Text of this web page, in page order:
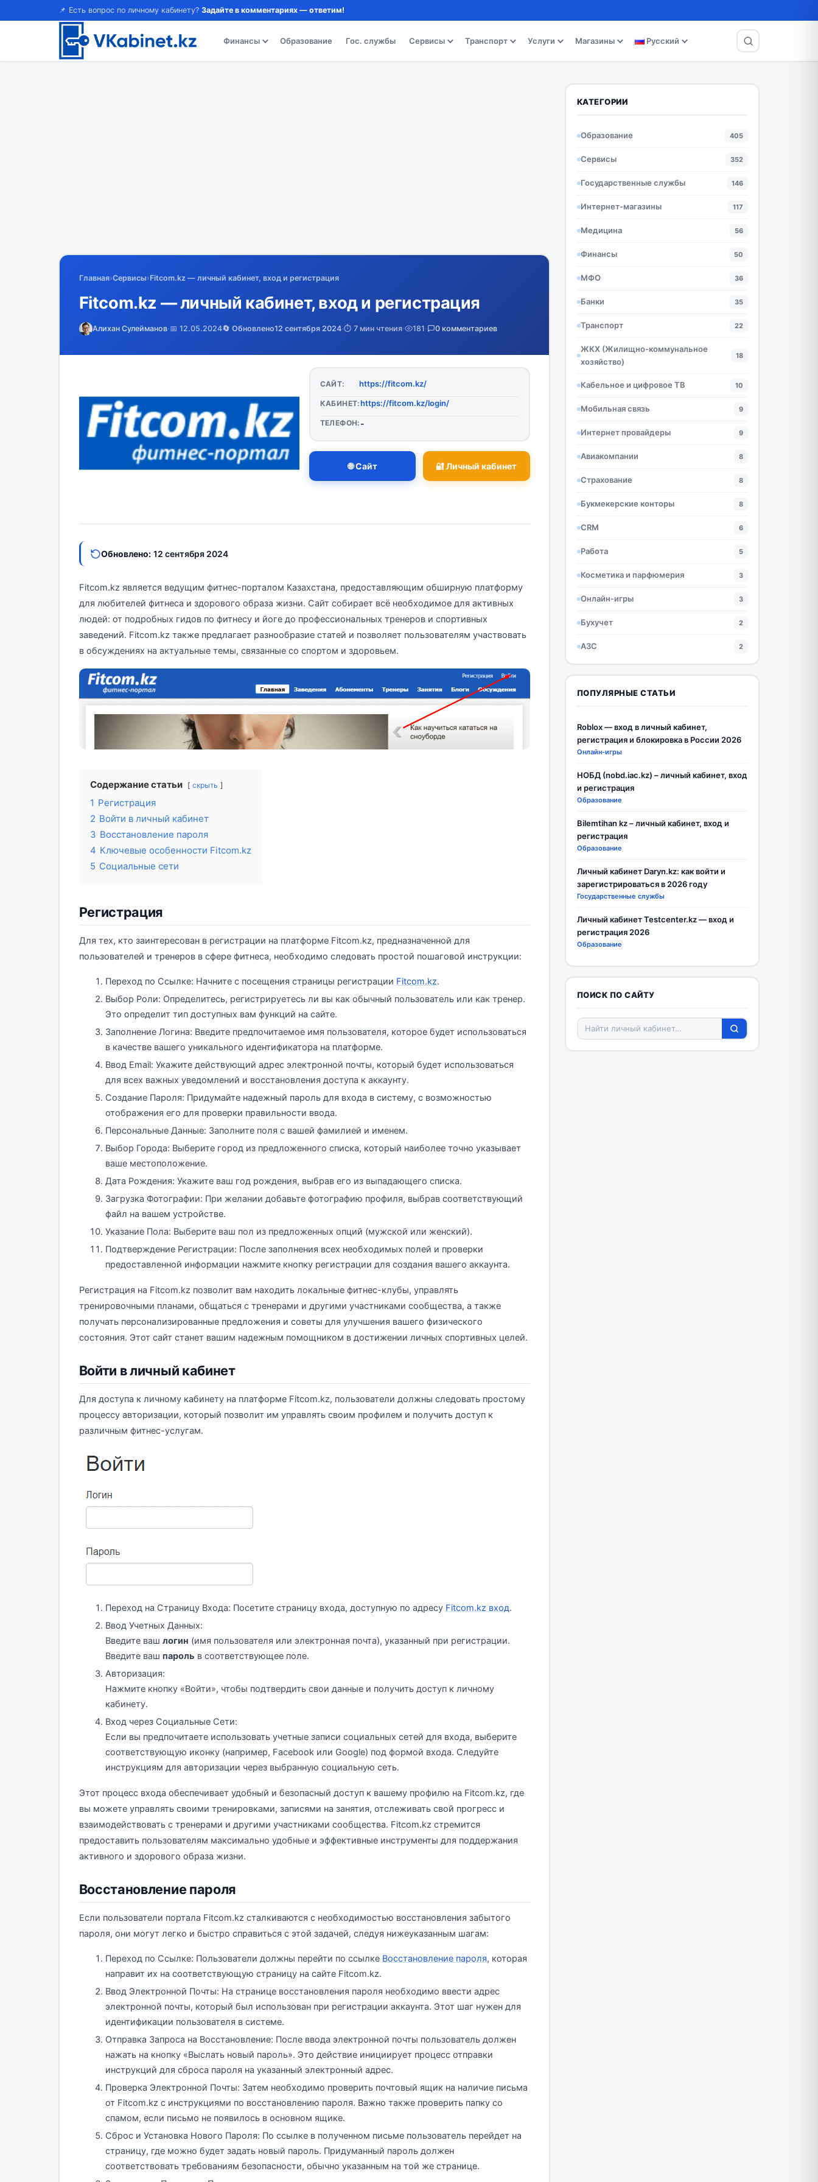
📌 Есть вопрос по личному кабинету? Задайте в комментариях — ответим!
Финансы Образование Гос. службы Сервисы Транспорт Услуги Магазины Русский
Главная›Сервисы›Fitcom.kz — личный кабинет, вход и регистрация
Fitcom.kz — личный кабинет, вход и регистрация
Алихан Сулейманов·📅 12.05.2024🔄 Обновлено12 сентября 2024·⏱️ 7 мин чтения· 181· 0 комментариев
САЙТ: https://fitcom.kz/
КАБИНЕТ:https://fitcom.kz/login/
ТЕЛЕФОН: -
🌐 Сайт 🔐 Личный кабинет
Обновлено: 12 сентября 2024
Fitcom.kz является ведущим фитнес-порталом Казахстана, предоставляющим обширную платформу
для любителей фитнеса и здорового образа жизни. Сайт собирает всё необходимое для активных
людей: от подробных гидов по фитнесу и йоге до профессиональных тренеров и спортивных
заведений. Fitcom.kz также предлагает разнообразие статей и позволяет пользователям участвовать
в обсуждениях на актуальные темы, связанные со спортом и здоровьем.
Содержание статьи скрыть
1 Регистрация
2 Войти в личный кабинет
3 Восстановление пароля
4 Ключевые особенности Fitcom.kz
5 Социальные сети
Регистрация
Для тех, кто заинтересован в регистрации на платформе Fitcom.kz, предназначенной для
пользователей и тренеров в сфере фитнеса, необходимо следовать простой пошаговой инструкции:
Переход по Ссылке: Начните с посещения страницы регистрации Fitcom.kz.
Выбор Роли: Определитесь, регистрируетесь ли вы как обычный пользователь или как тренер.
Это определит тип доступных вам функций на сайте.
Заполнение Логина: Введите предпочитаемое имя пользователя, которое будет использоваться
в качестве вашего уникального идентификатора на платформе.
Ввод Email: Укажите действующий адрес электронной почты, который будет использоваться
для всех важных уведомлений и восстановления доступа к аккаунту.
Создание Пароля: Придумайте надежный пароль для входа в систему, с возможностью
отображения его для проверки правильности ввода.
Персональные Данные: Заполните поля с вашей фамилией и именем.
Выбор Города: Выберите город из предложенного списка, который наиболее точно указывает
ваше местоположение.
Дата Рождения: Укажите ваш год рождения, выбрав его из выпадающего списка.
Загрузка Фотографии: При желании добавьте фотографию профиля, выбрав соответствующий
файл на вашем устройстве.
Указание Пола: Выберите ваш пол из предложенных опций (мужской или женский).
Подтверждение Регистрации: После заполнения всех необходимых полей и проверки
предоставленной информации нажмите кнопку регистрации для создания вашего аккаунта.
Регистрация на Fitcom.kz позволит вам находить локальные фитнес-клубы, управлять
тренировочными планами, общаться с тренерами и другими участниками сообщества, а также
получать персонализированные предложения и советы для улучшения вашего физического
состояния. Этот сайт станет вашим надежным помощником в достижении личных спортивных целей.
Войти в личный кабинет
Для доступа к личному кабинету на платформе Fitcom.kz, пользователи должны следовать простому
процессу авторизации, который позволит им управлять своим профилем и получить доступ к
различным фитнес-услугам.
Переход на Страницу Входа: Посетите страницу входа, доступную по адресу Fitcom.kz вход.
Ввод Учетных Данных:
Введите ваш логин (имя пользователя или электронная почта), указанный при регистрации.
Введите ваш пароль в соответствующее поле.
Авторизация:
Нажмите кнопку «Войти», чтобы подтвердить свои данные и получить доступ к личному
кабинету.
Вход через Социальные Сети:
Если вы предпочитаете использовать учетные записи социальных сетей для входа, выберите
соответствующую иконку (например, Facebook или Google) под формой входа. Следуйте
инструкциям для авторизации через выбранную социальную сеть.
Этот процесс входа обеспечивает удобный и безопасный доступ к вашему профилю на Fitcom.kz, где
вы можете управлять своими тренировками, записями на занятия, отслеживать свой прогресс и
взаимодействовать с тренерами и другими участниками сообщества. Fitcom.kz стремится
предоставить пользователям максимально удобные и эффективные инструменты для поддержания
активного и здорового образа жизни.
Восстановление пароля
Если пользователи портала Fitcom.kz сталкиваются с необходимостью восстановления забытого
пароля, они могут легко и быстро справиться с этой задачей, следуя нижеуказанным шагам:
Переход по Ссылке: Пользователи должны перейти по ссылке Восстановление пароля, которая
направит их на соответствующую страницу на сайте Fitcom.kz.
Ввод Электронной Почты: На странице восстановления пароля необходимо ввести адрес
электронной почты, который был использован при регистрации аккаунта. Этот шаг нужен для
идентификации пользователя в системе.
Отправка Запроса на Восстановление: После ввода электронной почты пользователь должен
нажать на кнопку «Выслать новый пароль». Это действие инициирует процесс отправки
инструкций для сброса пароля на указанный электронный адрес.
Проверка Электронной Почты: Затем необходимо проверить почтовый ящик на наличие письма
от Fitcom.kz с инструкциями по восстановлению пароля. Важно также проверить папку со
спамом, если письмо не появилось в основном ящике.
Сброс и Установка Нового Пароля: По ссылке в полученном письме пользователь перейдет на
страницу, где можно будет задать новый пароль. Придуманный пароль должен
соответствовать требованиям безопасности, обычно указанным на той же странице.
КАТЕГОРИИ
Образование 405
Сервисы 352
Государственные службы 146
Интернет-магазины 117
Медицина 56
Финансы 50
МФО 36
Банки 35
Транспорт 22
ЖКХ (Жилищно-коммунальное
хозяйство)
18
Кабельное и цифровое ТВ 10
Мобильная связь 9
Интернет провайдеры 9
Авиакомпании 8
Страхование 8
Букмекерские конторы 8
CRM 6
Работа 5
Косметика и парфюмерия 3
Онлайн-игры 3
Бухучет 2
АЗС 2
ПОПУЛЯРНЫЕ СТАТЬИ
Roblox — вход в личный кабинет,
регистрация и блокировка в России 2026
Онлайн-игры
НОБД (nobd.iac.kz) – личный кабинет, вход
и регистрация
Образование
Bilemtihan kz – личный кабинет, вход и
регистрация
Образование
Личный кабинет Daryn.kz: как войти и
зарегистрироваться в 2026 году
Государственные службы
Личный кабинет Testcenter.kz — вход и
регистрация 2026
Образование
ПОИСК ПО САЙТУ